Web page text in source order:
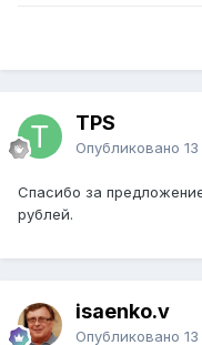
TPS
Опубликовано
Спасибо за
рублей.
isaenko.v
Опубликовано